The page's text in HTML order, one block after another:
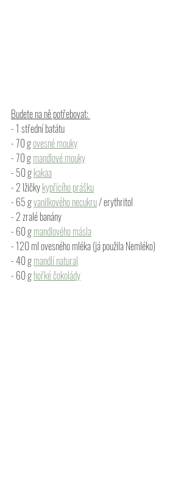
Budete na ně potřebovat:
- 1 střední batátu
- 70 g ovesné mouky
- 70 g mandlové mouky
- 50 g kakaa
- 2 lžičky kypřícího prášku
- 65 g vanilkového necukru / erythritol
- 2 zralé banány
- 60 g mandlového másla
- 120 ml ovesného mléka (já použila Nemléko)
- 40 g mandlí natural
- 60 g hořké čokolády